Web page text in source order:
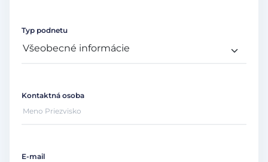
Typ podnetu
Kontaktná osoba
E-mail